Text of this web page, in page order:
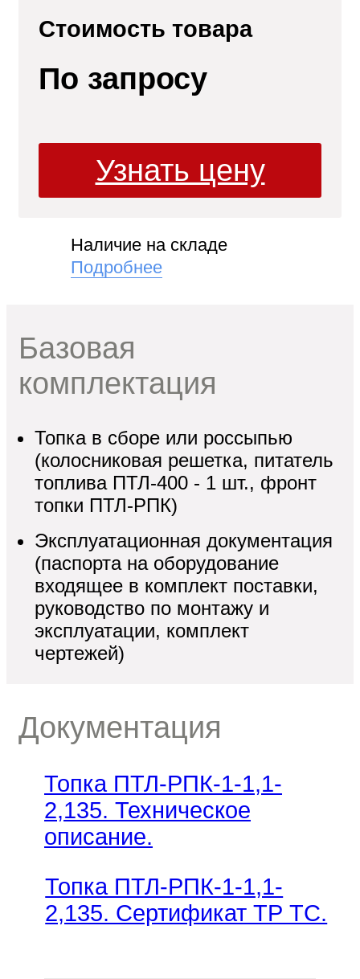
Стоимость товара
По запросу
Узнать цену
Наличие на складе
Подробнее
Базовая
комплектация
Топка в сборе или россыпью
(колосниковая решетка, питатель
топлива ПТЛ-400 - 1 шт., фронт
топки ПТЛ-РПК)
Эксплуатационная документация
(паспорта на оборудование
входящее в комплект поставки,
руководство по монтажу и
эксплуатации, комплект
чертежей)
Документация
Топка ПТЛ-РПК-1-1,1-
2,135. Техническое
описание.
Топка ПТЛ-РПК-1-1,1-
2,135. Сертификат ТР ТС.